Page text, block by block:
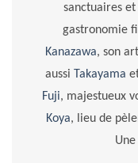
sanctuaires
gastronomie
Kanazawa, son
aussi
Takayama
Fuji, majestueux
Koya, lieu de